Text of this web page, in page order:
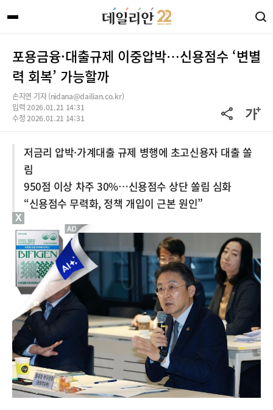
포용금융·대출규제 이중압박…신용점수 ‘변별
력 회복’ 가능할까
손지연 기자 (nidana@dailian.co.kr)
입력 2026.01.21 14:31
수정 2026.01.21 14:31
저금리 압박·가계대출 규제 병행에 초고신용자 대출 쏠
림
950점 이상 차주 30%…신용점수 상단 쏠림 심화
“신용점수 무력화, 정책 개입이 근본 원인”
X